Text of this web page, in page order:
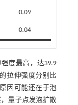
0.09
0.04
度最高，达39.9
拉伸强度分别比
因可能还在于泡
量子点发泡扩散